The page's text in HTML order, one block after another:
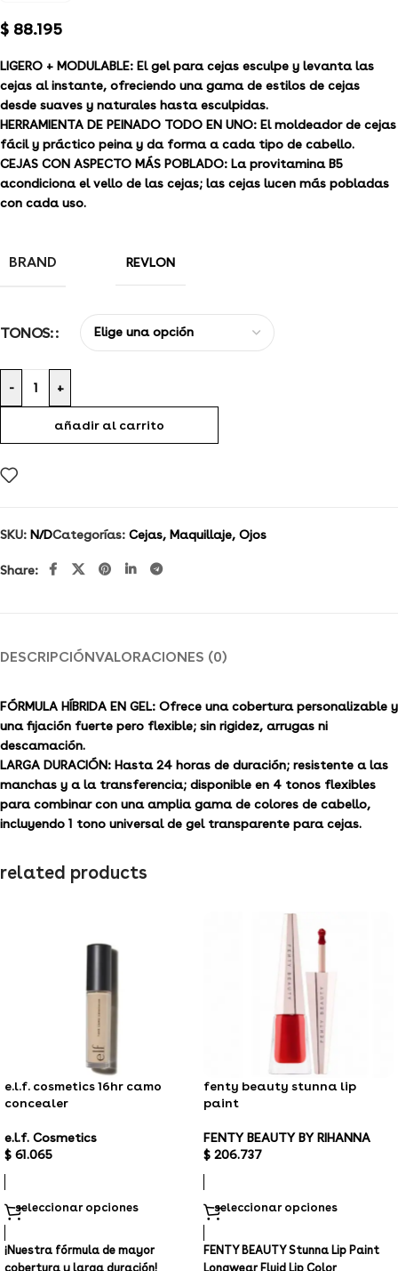
$ 88.195
LIGERO + MODULABLE: El gel para cejas esculpe y levanta las
cejas al instante, ofreciendo una gama de estilos de cejas
desde suaves y naturales hasta esculpidas.
HERRAMIENTA DE PEINADO TODO EN UNO: El moldeador de cejas
fácil y práctico peina y da forma a cada tipo de cabello.
CEJAS CON ASPECTO MÁS POBLADO: La provitamina B5
acondiciona el vello de las cejas; las cejas lucen más pobladas
con cada uso.
BRAND REVLON
TONOS:
- +
añadir al carrito
SKU: N/DCategorías: Cejas, Maquillaje, Ojos
Share:
DESCRIPCIÓNVALORACIONES (0)
FÓRMULA HÍBRIDA EN GEL: Ofrece una cobertura personalizable y
una fijación fuerte pero flexible; sin rigidez, arrugas ni
descamación.
LARGA DURACIÓN: Hasta 24 horas de duración; resistente a las
manchas y a la transferencia; disponible en 4 tonos flexibles
para combinar con una amplia gama de colores de cabello,
incluyendo 1 tono universal de gel transparente para cejas.
related products
e.l.f. cosmetics 16hr camo
concealer
e.l.f. Cosmetics
$ 61.065
seleccionar opciones
¡Nuestra fórmula de mayor
cobertura y larga duración!
fenty beauty stunna lip
paint
FENTY BEAUTY BY RIHANNA
$ 206.737
seleccionar opciones
FENTY BEAUTY Stunna Lip Paint
Longwear Fluid Lip Color